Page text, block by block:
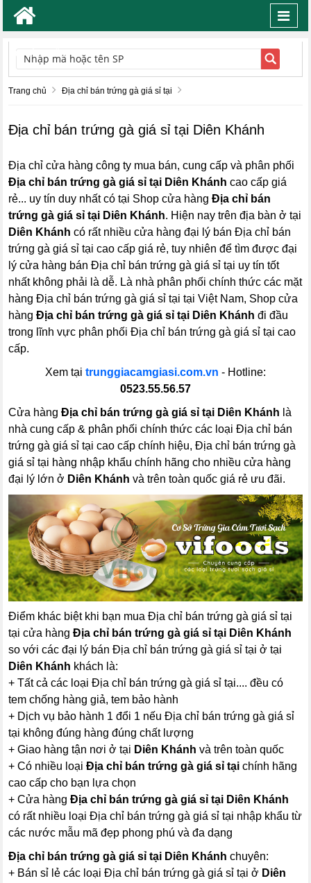
TÌM KIẾM
Trang chủ Địa chỉ bán trứng gà giá sỉ tại
Địa chỉ bán trứng gà giá sỉ tại Diên Khánh
Địa chỉ cửa hàng công ty mua bán, cung cấp và phân phối
Địa chỉ bán trứng gà giá sỉ tại Diên Khánh cao cấp giá
rẻ... uy tín duy nhất có tại Shop cửa hàngĐịa chỉ bán
trứng gà giá sỉ tại Diên Khánh. Hiện nay trên địa bàn ở tại
Diên Khánh có rất nhiều cửa hàng đại lý bán Địa chỉ bán
trứng gà giá sỉ tại cao cấp giá rẻ, tuy nhiên để tìm được đại
lý cửa hàng bán Địa chỉ bán trứng gà giá sỉ tại uy tín tốt
nhất không phải là dễ. Là nhà phân phối chính thức các mặt
hàng Địa chỉ bán trứng gà giá sỉ tại tại Việt Nam, Shop cửa
hàngĐịa chỉ bán trứng gà giá sỉ tại Diên Khánh đi đầu
trong lĩnh vực phân phối Địa chỉ bán trứng gà giá sỉ tại cao
cấp.
Xem tại trunggiacamgiasi.com.vn - Hotline:
0523.55.56.57
Cửa hàngĐịa chỉ bán trứng gà giá sỉ tại Diên Khánh là
nhà cung cấp & phân phối chính thức các loại Địa chỉ bán
trứng gà giá sỉ tại cao cấp chính hiệu, Địa chỉ bán trứng gà
giá sỉ tại hàng nhập khẩu chính hãng cho nhiều cửa hàng
đại lý lớn ở Diên Khánh và trên toàn quốc giá rẻ ưu đãi.
Điểm khác biệt khi bạn mua Địa chỉ bán trứng gà giá sỉ tại
tại cửa hàngĐịa chỉ bán trứng gà giá sỉ tại Diên Khánh
so với các đại lý bán Địa chỉ bán trứng gà giá sỉ tại ở tại
Diên Khánh khách là:
+ Tất cả các loại Địa chỉ bán trứng gà giá sỉ tại.... đều có
tem chống hàng giả, tem bảo hành
+ Dịch vụ bảo hành 1 đổi 1 nếu Địa chỉ bán trứng gà giá sỉ
tại không đúng hàng đúng chất lượng
+ Giao hàng tận nơi ở tại Diên Khánh và trên toàn quốc
+ Có nhiều loạiĐịa chỉ bán trứng gà giá sỉ tại chính hãng
cao cấp cho bạn lựa chọn
+ Cửa hàngĐịa chỉ bán trứng gà giá sỉ tại Diên Khánh
có rất nhiều loại Địa chỉ bán trứng gà giá sỉ tại nhập khẩu từ
các nước mẫu mã đẹp phong phú và đa dạng
Địa chỉ bán trứng gà giá sỉ tại Diên Khánhchuyên:
+ Bán sỉ lẻ các loại Địa chỉ bán trứng gà giá sỉ tại ở Diên